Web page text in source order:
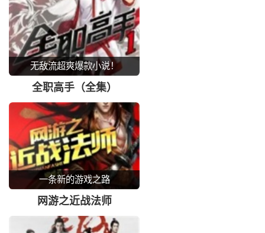
无敌流超爽爆款小说！
全职高手（全集）
一条新的游戏之路
网游之近战法师